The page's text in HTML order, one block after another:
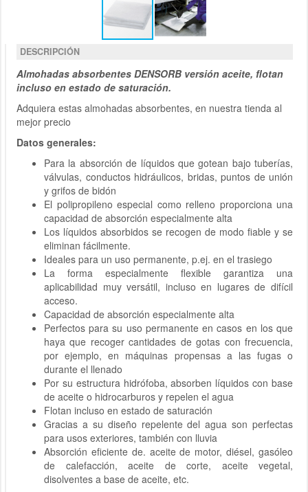
DESCRIPCIÓN
Almohadas absorbentes DENSORB versión aceite, flotan
incluso en estado de saturación.
Adquiera estas almohadas absorbentes, en nuestra tienda al
mejor precio
Datos generales:
Para la absorción de líquidos que gotean bajo tuberías,
válvulas, conductos hidráulicos, bridas, puntos de unión
y grifos de bidón
El polipropileno especial como relleno proporciona una
capacidad de absorción especialmente alta
Los líquidos absorbidos se recogen de modo fiable y se
eliminan fácilmente.
Ideales para un uso permanente, p.ej. en el trasiego
La forma especialmente flexible garantiza una
aplicabilidad muy versátil, incluso en lugares de difícil
acceso.
Capacidad de absorción especialmente alta
Perfectos para su uso permanente en casos en los que
haya que recoger cantidades de gotas con frecuencia,
por ejemplo, en máquinas propensas a las fugas o
durante el llenado
Por su estructura hidrófoba, absorben líquidos con base
de aceite o hidrocarburos y repelen el agua
Flotan incluso en estado de saturación
Gracias a su diseño repelente del agua son perfectas
para usos exteriores, también con lluvia
Absorción eficiente de. aceite de motor, diésel, gasóleo
de calefacción, aceite de corte, aceite vegetal,
disolventes a base de aceite, etc.